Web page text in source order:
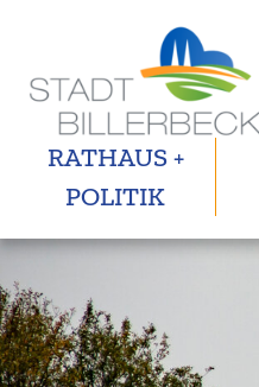
RATHAUS +
POLITIK